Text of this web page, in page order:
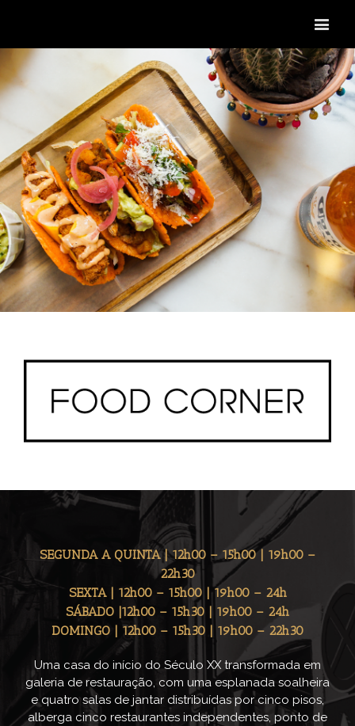
SEGUNDA A QUINTA | 12h00 – 15h00 | 19h00 –
22h30
SEXTA | 12h00 – 15h00 | 19h00 – 24h
SÁBADO |12h00 – 15h30 | 19h00 – 24h
DOMINGO | 12h00 – 15h30 | 19h00 – 22h30
Uma casa do início do Século XX transformada em
galeria de restauração, com uma esplanada soalheira
e quatro salas de jantar distribuídas por cinco pisos,
alberga cinco restaurantes independentes, ponto de